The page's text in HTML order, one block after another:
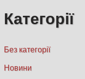
Категорії
Без категорії
Новини